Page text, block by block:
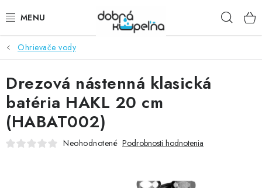
na
SPRCHOVÉ KÚTY
SPRCHOVÉ DVERE
BATÉRIE
VANE
Ohrievače vody
Drezová nástenná klasická
batéria HAKL 20 cm
(HABAT002)
Neohodnotené Podrobnosti hodnotenia